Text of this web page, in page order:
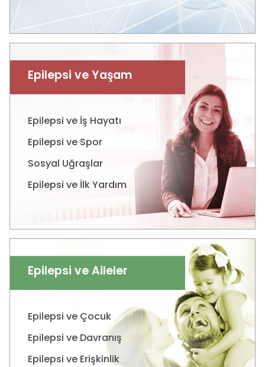
Epilepsi ve Yaşam
Epilepsi ve İş Hayatı
Epilepsi ve Spor
Sosyal Uğraşlar
Epilepsi ve İlk Yardım
Epilepsi ve Aileler
Epilepsi ve Çocuk
Epilepsi ve Davranış
Epilepsi ve Erişkinlik